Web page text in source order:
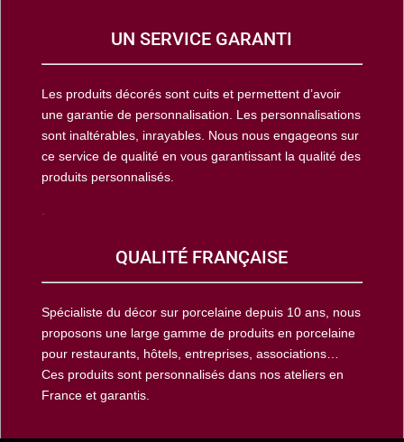
UN SERVICE GARANTI
Les produits décorés sont cuits et permettent d’avoir
une garantie de personnalisation. Les personnalisations
sont inaltérables, inrayables. Nous nous engageons sur
ce service de qualité en vous garantissant la qualité des
produits personnalisés.
QUALITÉ FRANÇAISE
Spécialiste du décor sur porcelaine depuis 10 ans, nous
proposons une large gamme de produits en porcelaine
pour restaurants, hôtels, entreprises, associations…
Ces produits sont personnalisés dans nos ateliers en
France et garantis.